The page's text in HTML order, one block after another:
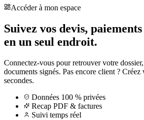
Accéder à mon espace
Suivez vos devis,
en un seul endroit.
Connectez-vous pour retrouver votre
documents signés. Pas encore client ?
secondes.
Données 100 % privées
Recap PDF & factures
Suivi temps réel